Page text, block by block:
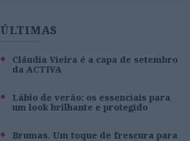
ÚLTIMAS
Cláudia Vieira é a capa de setembro
da ACTIVA
Lábio de verão: os essenciais para
um look brilhante e protegido
Brumas. Um toque de frescura para